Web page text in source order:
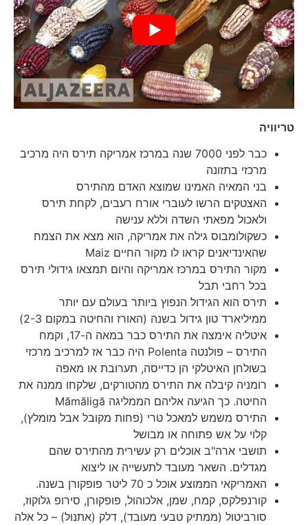
טריוויה
כבר לפני 7000 שנה במרכז אמריקה תירס היה מרכיב
מרכזי בתזונה
בני המאיה האמינו שמוצא האדם מהתירס
האצטקים הרשו לעוברי אורח רעבים, לקחת תירס
ולאכול מפאתי השדה וללא ענישה
כשקולומבוס גילה את אמריקה, הוא מצא את הצמח
שהאינדיאנים קראו לו מקור החיים Maiz
מקור התירס במרכז אמריקה והיום תמצאו גידולי תירס
בכל רחבי תבל
תירס הוא הגידול הנפוץ ביותר בעולם עם יותר
ממיליארד טון גידול בשנה (האורז והחיטה במקום 2-3)
איטליה אימצה את התירס כבר במאה ה-17, וקמח
התירס – פולנטה Polenta היה כבר אז למרכיב מרכזי
בשולחן האיטלקי הן כדייסה, תערובת או מאפה
רומניה קיבלה את התירס מהטורקים, שלקחו ממנה את
החיטה. כך הגיעה אליהם הממליגה Mămăligă
התירס משמש למאכל טרי (פחות מקובל אבל מומלץ),
קלוי על אש פתוחה או מבושל
תושבי ארה"ב אוכלים רק עשירית מהתירס שהם
מגדלים. השאר מעובד לתעשייה או ליצוא
האמריקאי הממוצע אוכל כ 70 ליטר פופקורן בשנה.
קורנפלקס, קמח, שמן, אלכוהול, פופקורן, סירופ גלוקוז,
סורביטול (ממתיק טבעי מעובד), דלק (אתנול) – כל אלה